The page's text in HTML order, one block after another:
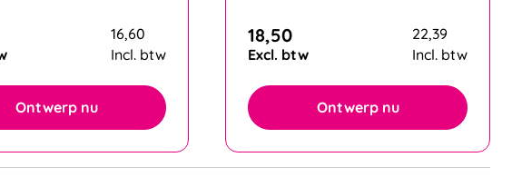
16,60
Incl. btw
Ontwerp nu
18,50
Excl. btw
22,39
Incl. btw
Ontwerp nu